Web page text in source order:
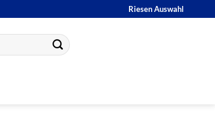
Riesen Auswahl